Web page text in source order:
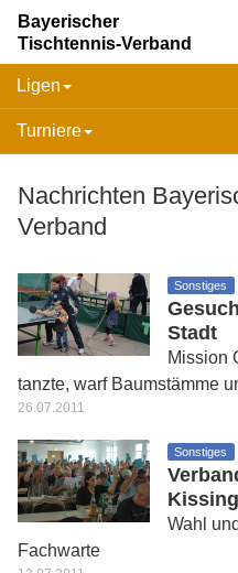
Bayerischer
Tischtennis-Verband
Ligen
Turniere
Nachrichten
Verband
Sonstiges
Stadt
Mission
tanzte, warf Baumstämme
26.07.2011
Sonstiges
Wahl
Fachwarte